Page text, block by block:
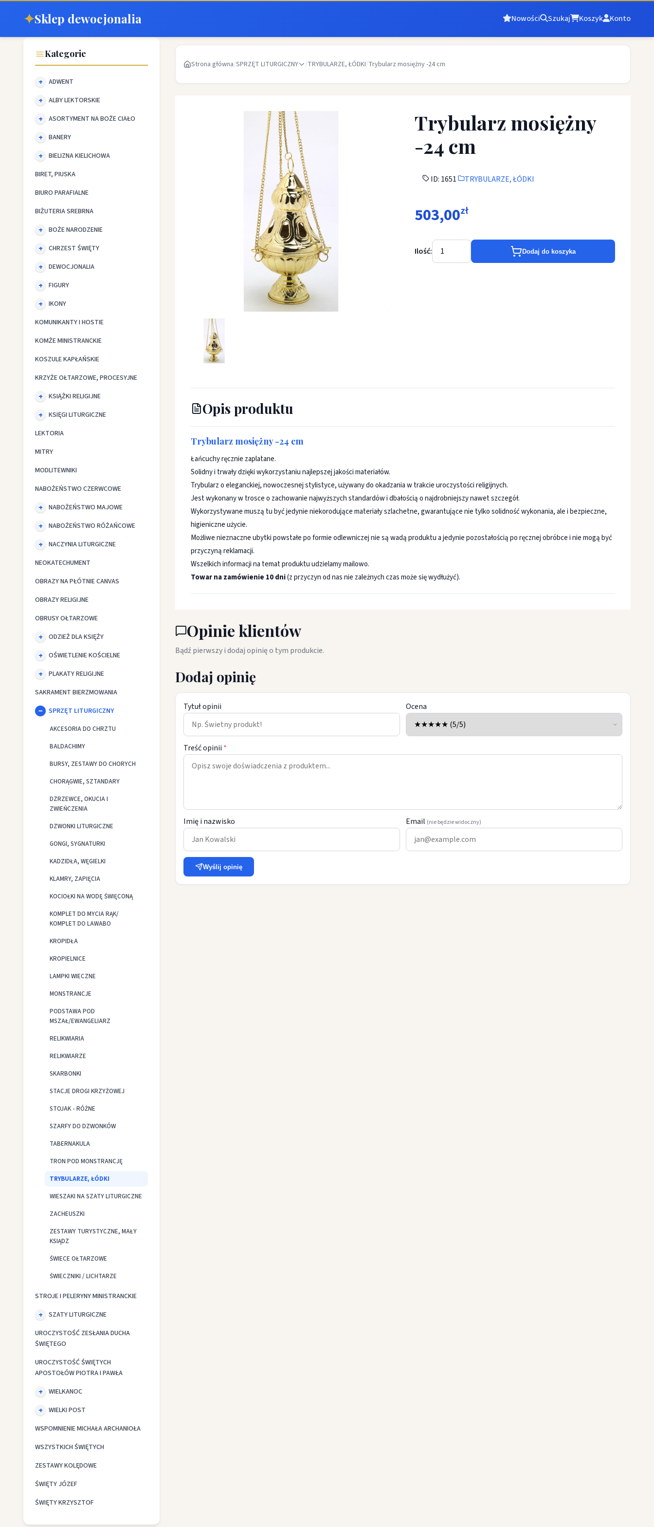
✦Sklep dewocjonalia Nowości Szukaj Koszyk Konto
Kategorie
ADWENT
ALBY LEKTORSKIE
ASORTYMENT NA BOŻE CIAŁO
BANERY
BIELIZNA KIELICHOWA
BIRET, PIUSKA
BIURO PARAFIALNE
BIŻUTERIA SREBRNA
BOŻE NARODZENIE
CHRZEST ŚWIĘTY
DEWOCJONALIA
FIGURY
IKONY
KOMUNIKANTY I HOSTIE
KOMŻE MINISTRANCKIE
KOSZULE KAPŁAŃSKIE
KRZYŻE OŁTARZOWE, PROCESYJNE
KSIĄŻKI RELIGIJNE
KSIĘGI LITURGICZNE
LEKTORIA
MITRY
MODLITEWNIKI
NABOŻEŃSTWO CZERWCOWE
NABOŻEŃSTWO MAJOWE
NABOŻEŃSTWO RÓŻAŃCOWE
NACZYNIA LITURGICZNE
NEOKATECHUMENT
OBRAZY NA PŁÓTNIE CANVAS
OBRAZY RELIGIJNE
OBRUSY OŁTARZOWE
ODZIEŻ DLA KSIĘŻY
OŚWIETLENIE KOŚCIELNE
PLAKATY RELIGIJNE
SAKRAMENT BIERZMOWANIA
SPRZĘT LITURGICZNY
AKCESORIA DO CHRZTU
BALDACHIMY
BURSY, ZESTAWY DO CHORYCH
CHORĄGWIE, SZTANDARY
DZRZEWCE, OKUCIA I
ZWIEŃCZENIA
DZWONKI LITURGICZNE
GONGI, SYGNATURKI
KADZIDŁA, WĘGIELKI
KLAMRY, ZAPIĘCIA
KOCIOŁKI NA WODĘ ŚWIĘCONĄ
KOMPLET DO MYCIA RĄK/
KOMPLET DO LAWABO
KROPIDŁA
KROPIELNICE
LAMPKI WIECZNE
MONSTRANCJE
PODSTAWA POD
MSZAŁ/EWANGELIARZ
RELIKWIARIA
RELIKWIARZE
SKARBONKI
STACJE DROGI KRZYŻOWEJ
STOJAK - RÓŻNE
SZARFY DO DZWONKÓW
TABERNAKULA
TRON POD MONSTRANCJĘ
TRYBULARZE, ŁÓDKI
WIESZAKI NA SZATY LITURGICZNE
ZACHEUSZKI
ZESTAWY TURYSTYCZNE, MAŁY
KSIĄDZ
ŚWIECE OŁTARZOWE
ŚWIECZNIKI / LICHTARZE
STROJE I PELERYNY MINISTRANCKIE
SZATY LITURGICZNE
UROCZYSTOŚĆ ZESŁANIA DUCHA
ŚWIĘTEGO
UROCZYSTOŚĆ ŚWIĘTYCH
APOSTOŁÓW PIOTRA I PAWŁA
WIELKANOC
WIELKI POST
WSPOMNIENIE MICHAŁA ARCHANIOŁA
WSZYSTKICH ŚWIĘTYCH
ZESTAWY KOLĘDOWE
ŚWIĘTY JÓZEF
ŚWIĘTY KRZYSZTOF
Strona główna/SPRZĘT LITURGICZNY /TRYBULARZE, ŁÓDKI/Trybularz mosiężny -24 cm
Trybularz mosiężny -24 cm - TRYBULARZE, ŁÓDKI - Trybularz mosiężny -24 cm
Trybularz mosiężny
-24 cm
ID: 1651 TRYBULARZE, ŁÓDKI
503,00zł
Ilość: Dodaj do koszyka
Opis produktu
Trybularz mosiężny -24 cm
Łańcuchy ręcznie zaplatane.
Solidny i trwały dzięki wykorzystaniu najlepszej jakości materiałów.
Trybularz o eleganckiej, nowoczesnej stylistyce, używany do okadzania w trakcie uroczystości religijnych.
Jest wykonany w trosce o zachowanie najwyższych standardów i dbałością o najdrobniejszy nawet szczegół.
Wykorzystywane muszą tu być jedynie niekorodujące materiały szlachetne, gwarantujące nie tylko solidność wykonania, ale i bezpieczne,
higieniczne użycie.
Możliwe nieznaczne ubytki powstałe po formie odlewniczej nie są wadą produktu a jedynie pozostałością po ręcznej obróbce i nie mogą być
przyczyną reklamacji.
Wszelkich informacji na temat produktu udzielamy mailowo.
Towar na zamówienie 10 dni(z przyczyn od nas nie zależnych czas może się wydłużyć).
Opinie klientów
Bądź pierwszy i dodaj opinię o tym produkcie.
Dodaj opinię
Tytuł opinii Ocena
Treść opinii *
Imię i nazwisko Email (nie będzie widoczny)
Wyślij opinię